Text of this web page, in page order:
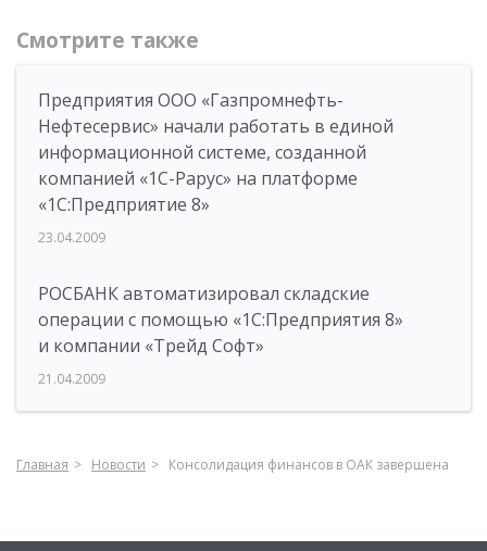
Смотрите также
Предприятия ООО «Газпромнефть-
Нефтесервис» начали работать в единой
информационной системе, созданной
компанией «1С-Рарус» на платформе
«1С:Предприятие 8»
23.04.2009
РОСБАНК автоматизировал складские
операции с помощью «1С:Предприятия 8»
и компании «Трейд Софт»
21.04.2009
Главная Новости Консолидация финансов в ОАК завершена